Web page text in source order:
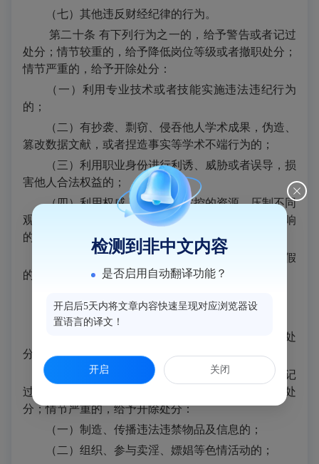
（七）其他违反财经纪律的行为。
第二十条 有下列行为之一的，给予警告或者记过
处分；情节较重的，给予降低岗位等级或者撤职处分；
情节严重的，给予开除处分：
（一）利用专业技术或者技能实施违法违纪行为
的；
（二）有抄袭、剽窃、侵吞他人学术成果，伪造、
篡改数据文献，或者捏造事实等学术不端行为的；
（三）利用职业身份进行利诱、威胁或者误导，损
害他人合法权益的；
（四）利用权威、地位或者掌控的资源，压制不同
观点，限制学术自由，造成重大损失或者不良影响
的；
（五）在申报岗位、项目、荣誉等过程中弄虚作假
的；
（七）其他严重违反职业道德的行为。
有前款第（一）项规定行为的，给予记过以上处
分。
第二十一条 有下列行为之一的，给予警告或者记
过处分；情节较重的，给予降低岗位等级或者撤职处
分；情节严重的，给予开除处分：
（一）制造、传播违法违禁物品及信息的；
（二）组织、参与卖淫、嫖娼等色情活动的；
检测到非中文内容
是否启用自动翻译功能？
开启后5天内将文章内容快速呈现对应浏览器设
置语言的译文！
开启 关闭